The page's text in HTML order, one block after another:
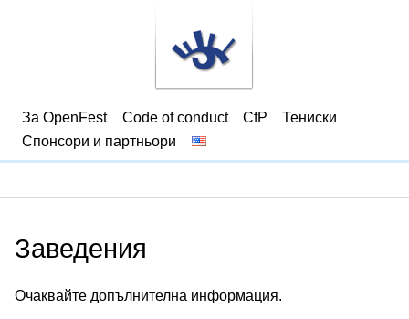
За OpenFest Code of conduct CfP
Тениски
Спонсори и партньори
Заведения
Очаквайте допълнителна информация.